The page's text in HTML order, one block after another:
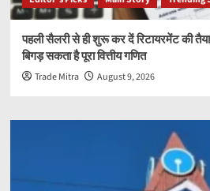
पहली सैलरी से ही शुरू कर दें रिटायरमेंट की
बिगड़ सकता है पूरा वित्तीय गणित
Trade Mitra August 9, 2026